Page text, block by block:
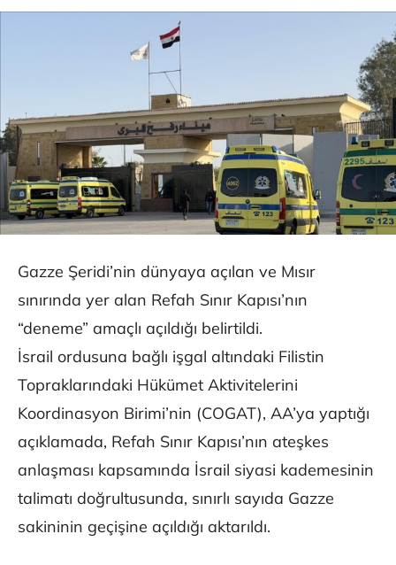
Gazze Şeridi’nin dünyaya açılan ve Mısır
sınırında yer alan Refah Sınır Kapısı’nın
“deneme” amaçlı açıldığı belirtildi.
İsrail ordusuna bağlı işgal altındaki Filistin
Topraklarındaki Hükümet Aktivitelerini
Koordinasyon Birimi’nin (COGAT), AA’ya yaptığı
açıklamada, Refah Sınır Kapısı’nın ateşkes
anlaşması kapsamında İsrail siyasi kademesinin
talimatı doğrultusunda, sınırlı sayıda Gazze
sakininin geçişine açıldığı aktarıldı.